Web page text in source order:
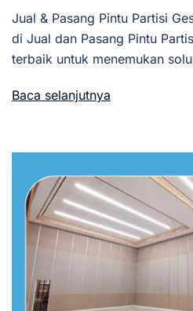
Jual & Pasang Pintu Partisi
di Jual dan Pasang Pintu
terbaik untuk menemukan
Baca selanjutnya